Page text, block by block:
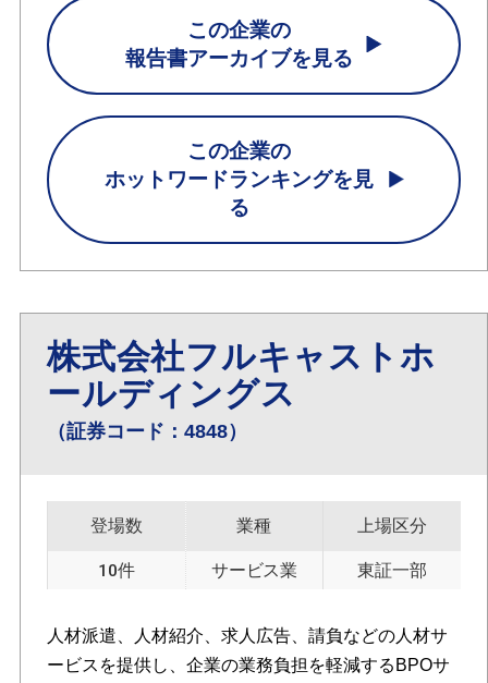
この企業の
報告書アーカイブを見る
この企業の
ホットワードランキングを見
る
株式会社フルキャストホ
ールディングス
（証券コード：4848）
登場数
10件
業種
サービス業
上場区分
東証一部
人材派遣、人材紹介、求人広告、請負などの人材サ
ービスを提供し、企業の業務負担を軽減するBPOサ